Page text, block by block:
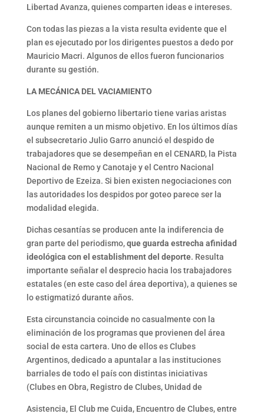
Libertad Avanza, quienes comparten ideas e intereses.
Con todas las piezas a la vista resulta evidente que el
plan es ejecutado por los dirigentes puestos a dedo por
Mauricio Macri. Algunos de ellos fueron funcionarios
durante su gestión.
LA MECÁNICA DEL VACIAMIENTO
Los planes del gobierno libertario tiene varias aristas
aunque remiten a un mismo objetivo. En los últimos días
el subsecretario Julio Garro anunció el despido de
trabajadores que se desempeñan en el CENARD, la Pista
Nacional de Remo y Canotaje y el Centro Nacional
Deportivo de Ezeiza. Si bien existen negociaciones con
las autoridades los despidos por goteo parece ser la
modalidad elegida.
Dichas cesantías se producen ante la indiferencia de
gran parte del periodismo,que guarda estrecha afinidad
ideológica con el establishment del deporte. Resulta
importante señalar el desprecio hacia los trabajadores
estatales (en este caso del área deportiva), a quienes se
lo estigmatizó durante años.
Esta circunstancia coincide no casualmente con la
eliminación de los programas que provienen del área
social de esta cartera. Uno de ellos es Clubes
Argentinos, dedicado a apuntalar a las instituciones
barriales de todo el país con distintas iniciativas
(Clubes en Obra, Registro de Clubes, Unidad de
Asistencia, El Club me Cuida, Encuentro de Clubes, entre